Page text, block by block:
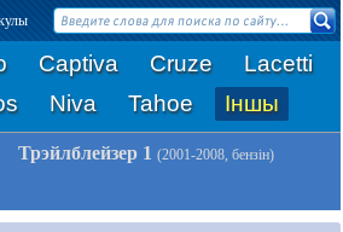
Captiva Cruze
Lacetti
Niva Tahoe Іншы
Трэйлблейзер 1 (2001-2008, бензін)